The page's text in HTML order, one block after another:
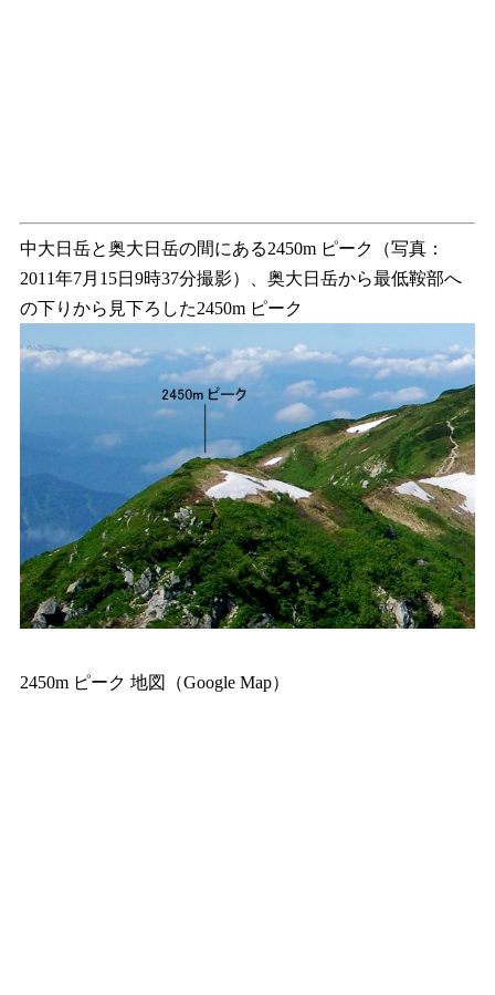
中大日岳と奥大日岳の間にある2450m ピーク（写真：
2011年7月15日9時37分撮影）、奥大日岳から最低鞍部へ
の下りから見下ろした2450m ピーク
2450m ピーク 地図（Google Map）